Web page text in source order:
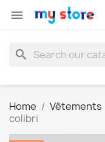

search
Home Vêtements
colibri